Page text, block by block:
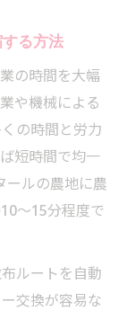
加速させ
利点が拡大
ンシング技
ローン活用
するドロー
る方法
の時間を大幅
や機械による
の時間と労力
短時間で均一
ールの農地に農
～15分程度で
ルートを自動
交換が容易な